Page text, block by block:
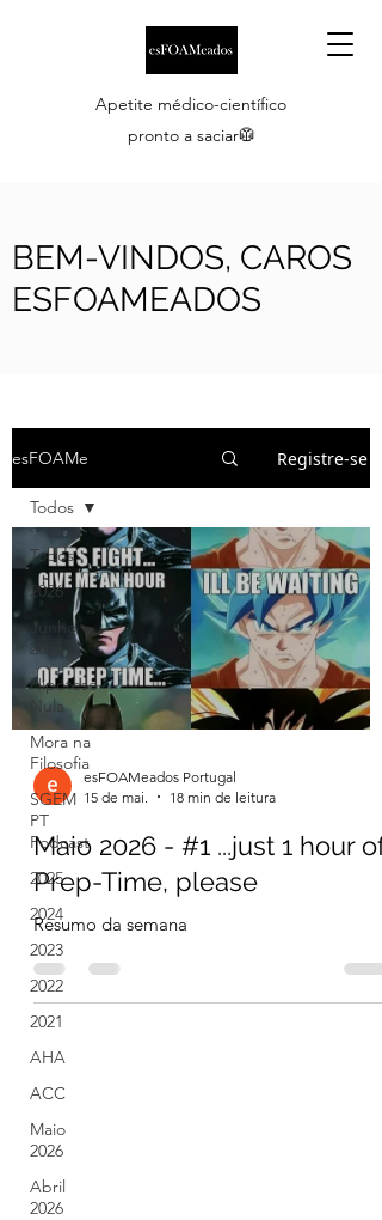
Apetite médico-científico
pronto a saciar🥼
BEM-VINDOS, CAROS
ESFOAMEADOS
esFOAMe Registre-se
Todos
2026
Junho
2026
Hipótese
Nula
Mora na
Filosofia
SGEM
PT
Podcast
2025
2024
2023
2022
2021
AHA
ACC
Maio
2026
Abril
2026
Todos
esFOAMeados Portugal
15 de mai.
18 min de leitura
Maio 2026 - #1 ...just 1 hour of
Prep-Time, please
Resumo da semana